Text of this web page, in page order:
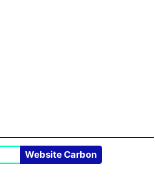
Website Carbon